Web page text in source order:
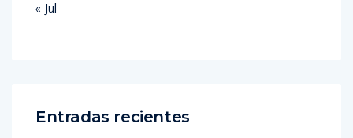
« Jul
Entradas recientes